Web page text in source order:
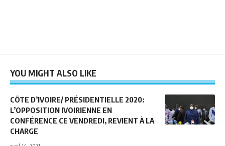
YOU MIGHT ALSO LIKE
CÔTE D’IVOIRE/ PRÉSIDENTIELLE 2020:
L’OPPOSITION IVOIRIENNE EN
CONFÉRENCE CE VENDREDI, REVIENT À LA
CHARGE